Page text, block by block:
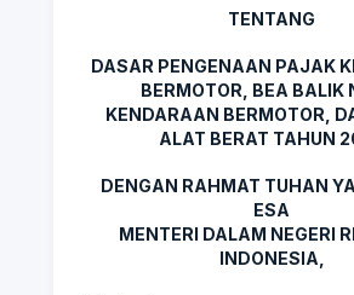
TENTANG
DASAR PENGENAAN PAJAK
BERMOTOR, BEA BALIK
KENDARAAN BERMOTOR,
ALAT BERAT TAHUN
DENGAN RAHMAT TUHAN
ESA
MENTERI DALAM NEGERI
INDONESIA,